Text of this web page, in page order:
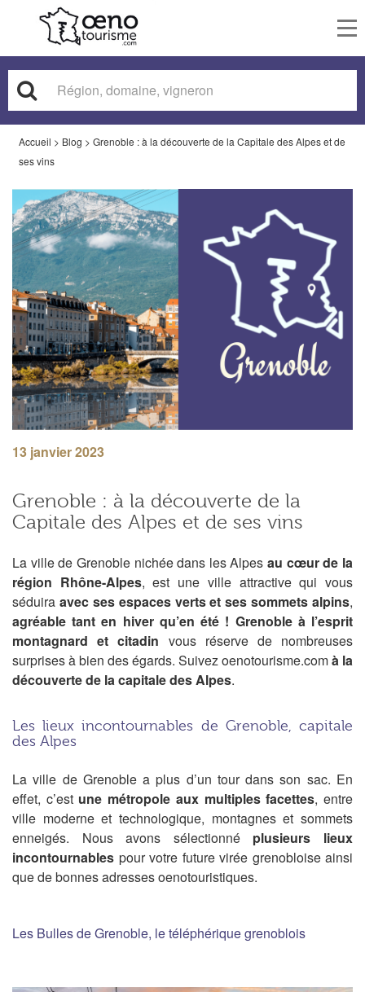
Accueil > Blog > Grenoble : à la découverte de la Capitale des Alpes et de
ses vins
13 janvier 2023
Grenoble : à la découverte de la
Capitale des Alpes et de ses vins
La ville de Grenoble nichéedans les Alpesau cœur de la
région Rhône-Alpes,est une ville attractive qui vous
séduira avec ses espaces verts et ses sommets alpins,
agréable tant en hiver qu’en été ! Grenoble à l’esprit
montagnard et citadin vous réserve de nombreuses
surprises à bien des égards. Suivez oenotourisme.comà la
découverte de la capitale des Alpes.
Les lieux incontournables de Grenoble, capitale
des Alpes
La ville de Grenoblea plus d’un tour dans son sac. En
effet, c’est une métropole aux multiplesfacettes,entre
ville moderne et technologique, montagnes et sommets
enneigés. Nous avons sélectionné
plusieurs lieux
incontournables pour votre future virée grenobloise ainsi
que de bonnes adresses oenotouristiques.
Les Bulles de Grenoble, le téléphérique grenoblois